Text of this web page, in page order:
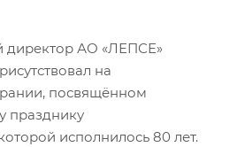
директор АО «ЛЕПСЕ»
на
посвящённом
празднику
исполнилось 80 лет.